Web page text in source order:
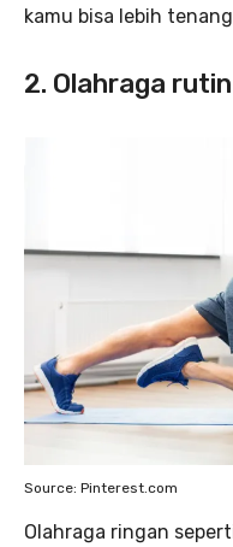
kamu bisa lebih
2. Olahraga rutin
Source: Pinterest.com
Olahraga ringan